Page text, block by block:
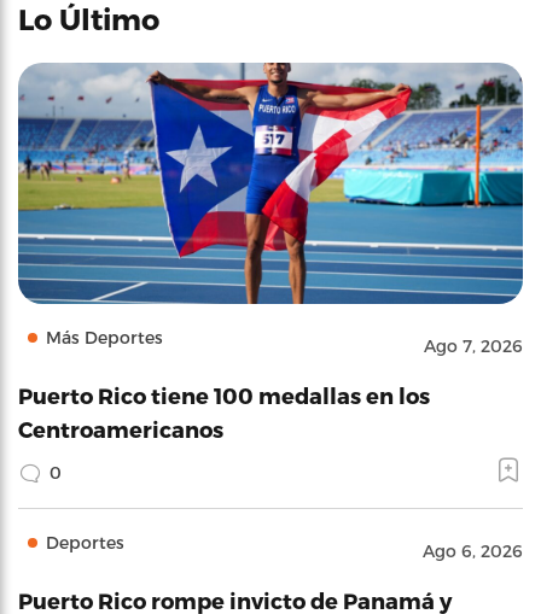
Lo Último
Más Deportes Ago 7, 2026
Puerto Rico tiene 100 medallas en los
Centroamericanos
0
Deportes Ago 6, 2026
Puerto Rico rompe invicto de Panamá y